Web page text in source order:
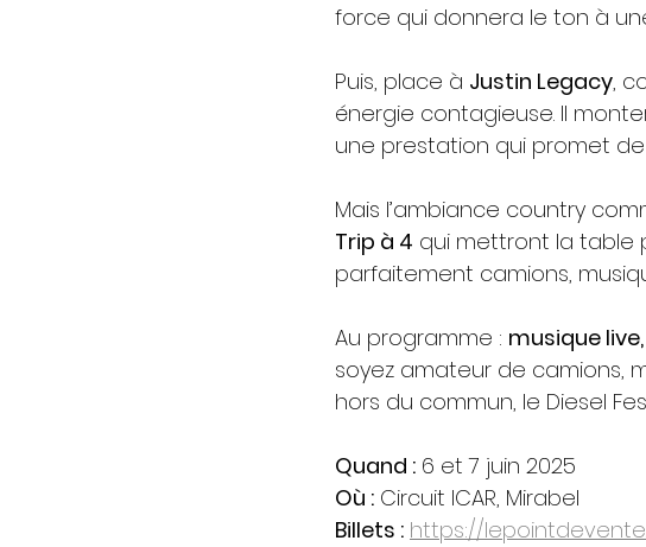
force qui donnera le ton à
Puis, place à Justin Legacy,
énergie contagieuse. Il
une prestation qui promet
Mais l’ambiance country
Trip à 4 qui mettront la table
parfaitement camions,
Au programme : musique
soyez amateur de camions,
hors du commun, le Diesel
Quand : 6 et 7 juin 2025
Où : Circuit ICAR, Mirabel
Billets : https://